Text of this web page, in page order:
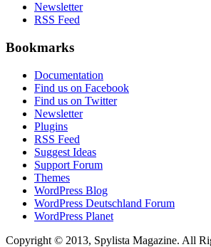
Newsletter
RSS Feed
Bookmarks
Documentation
Find us on Facebook
Find us on Twitter
Newsletter
Plugins
RSS Feed
Suggest Ideas
Support Forum
Themes
WordPress Blog
WordPress Deutschland Forum
WordPress Planet
Copyright © 2013, Spylista Magazine. All